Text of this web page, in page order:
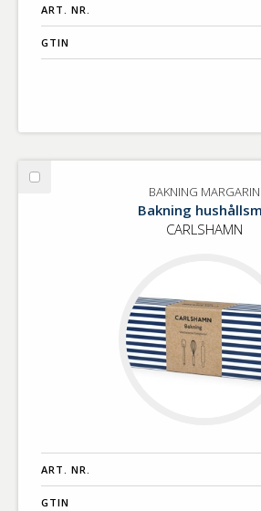
ART. NR.
GTIN
Välj
BAKNING MARGARIN
Bakning
CARLSHAMN
ART. NR.
GTIN